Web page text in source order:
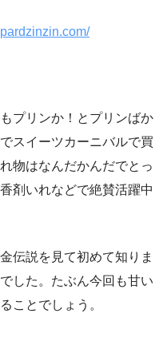
プリンか！とプリンばか
スイーツカーニバルで買
物はなんだかんだでとっ
剤いれなどで絶賛活躍中
伝説を見て初めて知りま
した。たぶん今回も甘い
ことでしょう。